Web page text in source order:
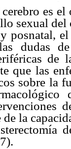
es
sexual
posnatal,
dudas de
de
que las
sobre la
de la